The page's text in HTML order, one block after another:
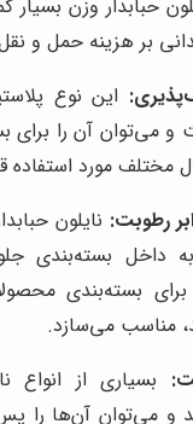
حبابدار وزن
بر هزینه حمل و
این نوع
می‌توان آن را برای
مختلف مورد استفاده
رطوبت: نایلون
داخل بسته‌بندی
برای بسته‌بندی
مناسب می‌سازد.
بسیاری از انواع
و می‌توان آن‌ها را